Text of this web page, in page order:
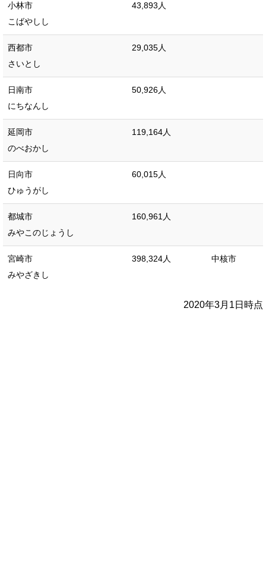
小林市
こばやしし
43,893人
西都市
さいとし
29,035人
日南市
にちなんし
50,926人
延岡市
のべおかし
119,164人
日向市
ひゅうがし
60,015人
都城市
みやこのじょうし
160,961人
宮崎市
みやざきし
398,324人 中核市
2020年3月1日時点